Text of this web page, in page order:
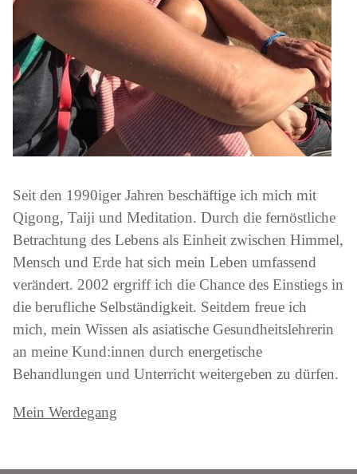
Seit den 1990iger Jahren beschäftige ich mich mit
Qigong, Taiji und Meditation. Durch die fernöstliche
Betrachtung des Lebens als Einheit zwischen Himmel,
Mensch und Erde hat sich mein Leben umfassend
verändert. 2002 ergriff ich die Chance des Einstiegs in
die berufliche Selbständigkeit. Seitdem freue ich
mich, mein Wissen als asiatische Gesundheitslehrerin
an meine Kund:innen durch energetische
Behandlungen und Unterricht weitergeben zu dürfen.
Mein Werdegang